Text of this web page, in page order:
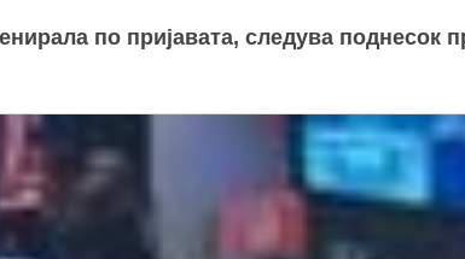
по пријавата, следува поднесок